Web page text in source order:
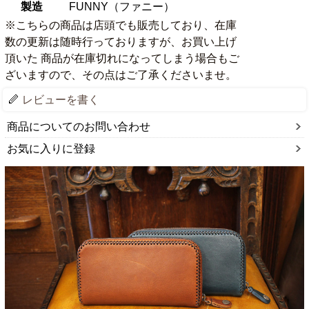
製造
FUNNY（ファニー）
※こちらの商品は店頭でも販売しており、在庫
数の更新は随時行っておりますが、お買い上げ
頂いた 商品が在庫切れになってしまう場合もご
ざいますので、その点はご了承くださいませ。
レビューを書く
商品についてのお問い合わせ
お気に入りに登録